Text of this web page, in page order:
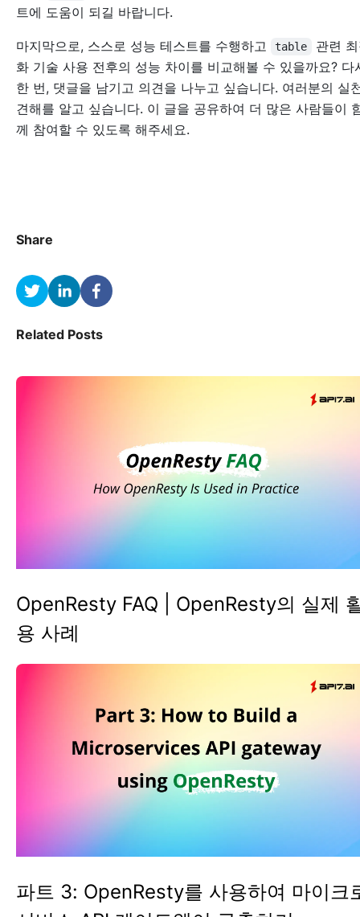
트에 도움이 되길 바랍니다.
마지막으로, 스스로 성능 테스트를 수행하고 table
관련
화 기술 사용 전후의 성능 차이를 비교해볼 수 있을까요? 다
한 번, 댓글을 남기고 의견을 나누고 싶습니다. 여러분의 실
견해를 알고 싶습니다. 이 글을 공유하여 더 많은 사람들이
께 참여할 수 있도록 해주세요.
Share
Related Posts
OpenResty FAQ | OpenResty의 실제
용 사례
파트 3: OpenResty를 사용하여 마이크